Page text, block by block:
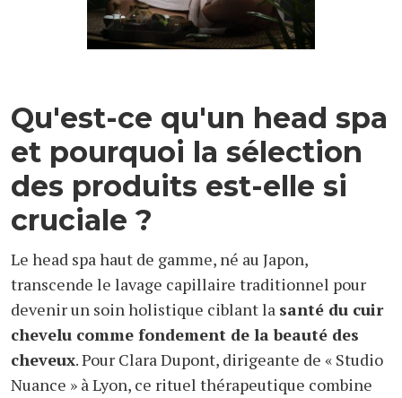
Qu'est-ce qu'un head spa
et pourquoi la sélection
des produits est-elle si
cruciale ?
Le head spa haut de gamme, né au Japon,
transcende le lavage capillaire traditionnel pour
devenir un soin holistique ciblant la santé du cuir
chevelu comme fondement de la beauté des
cheveux. Pour Clara Dupont, dirigeante de « Studio
Nuance » à Lyon, ce rituel thérapeutique combine